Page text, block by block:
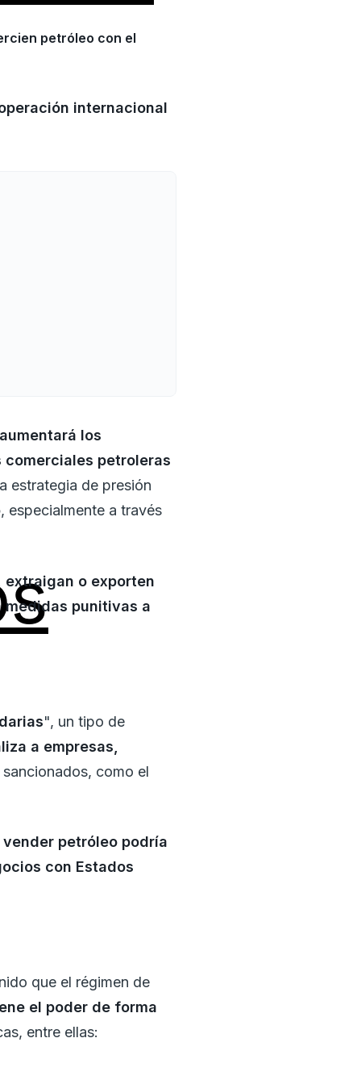
petróleo con el
internacional
aumentará los
comerciales petroleras
estrategia de presión
, especialmente a través
extraigan o exporten
medidas punitivas a
", un tipo de
a empresas,
como el
petróleo podría
con Estados
que el régimen de
el poder de forma
entre ellas: